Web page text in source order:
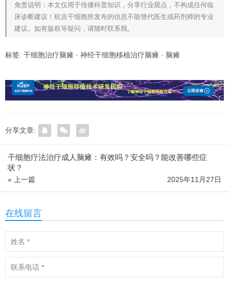
免责说明：本文仅用于传播科普知识，分享行业观点，不构成任何临
床诊断建议！杭吉干细胞所发布的信息不能替代医生或药剂师的专业
建议。如有版权等疑问，请随时联系我。
标签: 干细胞治疗脑瘫 · 神经干细胞移植治疗脑瘫 · 脑瘫
分享文章:
干细胞疗法治疗成人脑瘫：有效吗？安全吗？能改善哪些症
状？
« 上一篇 2025年11月27日
在线留言